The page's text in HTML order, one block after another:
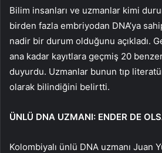
Bilim insanları ve uzmanlar kimi
birden fazla embriyodan DNA’ya
nadir bir durum olduğunu açıkladı.
ana kadar kayıtlara geçmiş 20
duyurdu. Uzmanlar bunun tıp
olarak bilindiğini belirtti.
ÜNLÜ DNA UZMANI: ENDER DE
Kolombiyalı ünlü DNA uzmanı Juan